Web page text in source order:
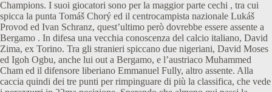
Champions. I suoi giocatori sono per la maggior parte cechi , tra cui
spicca la punta Tomáš Chorý ed il centrocampista nazionale Lukáš
Provod ed Ivan Schranz, quest’ultimo però dovrebbe essere assente a
Bergamo . In difesa una vecchia conoscenza del calcio italiano, David
Zima, ex Torino. Tra gli stranieri spiccano due nigeriani, David Moses
ed Igoh Ogbu, anche lui out a Bergamo, e l’austriaco Muhammed
Cham ed il difensore liberiano Emmanuel Fully, altro assente. Alla
caccia quindi dei tre punti per rimpinguare di più la classifica, che vede